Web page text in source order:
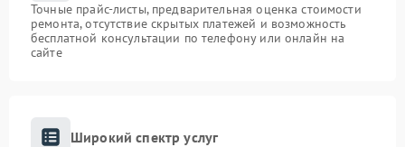
Точные прайс-листы, предварительная оценка стоимости
ремонта, отсутствие скрытых платежей и возможность
бесплатной консультации по телефону или онлайн на
сайте
Широкий спектр услуг